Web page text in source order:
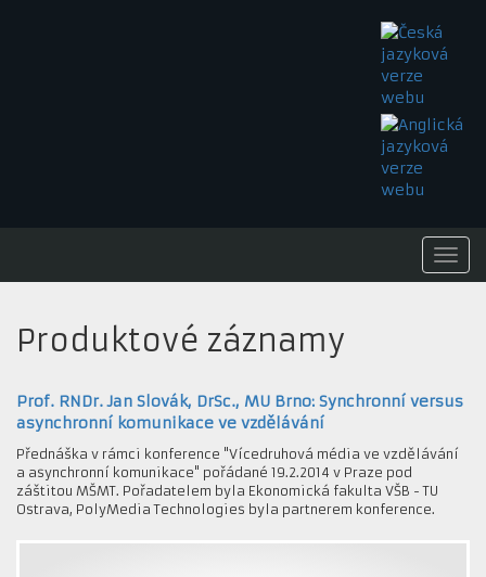
Produktové záznamy
Prof. RNDr. Jan Slovák, DrSc., MU Brno: Synchronní versus
asynchronní komunikace ve vzdělávání
Přednáška v rámci konference "Vícedruhová média ve vzdělávání
a asynchronní komunikace" pořádané 19.2.2014 v Praze pod
záštitou MŠMT. Pořadatelem byla Ekonomická fakulta VŠB - TU
Ostrava, PolyMedia Technologies byla partnerem konference.